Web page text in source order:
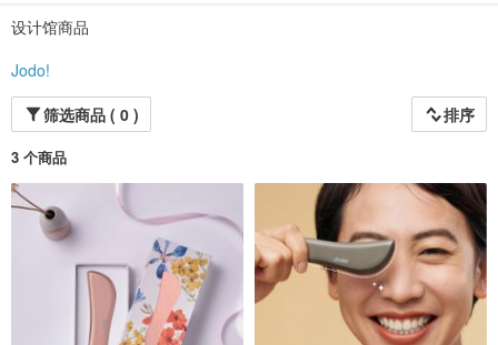
设计馆商品
Jodo!
筛选商品 ( 0 )
排序
3 个商品